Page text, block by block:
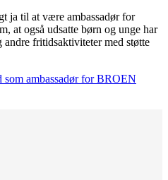
ja til at være ambassadør for
at også udsatte børn og unge har
fritidsaktiviteter med støtte
ambassadør for BROEN